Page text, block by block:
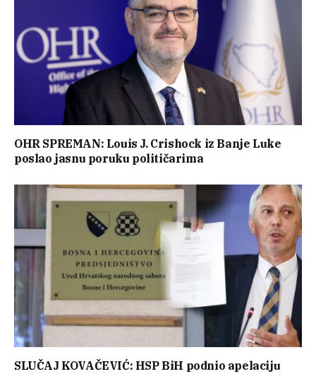
OHR SPREMAN: Louis J. Crishock iz Banje Luke
poslao jasnu poruku političarima
SLUČAJ KOVAČEVIĆ: HSP BiH podnio apelaciju